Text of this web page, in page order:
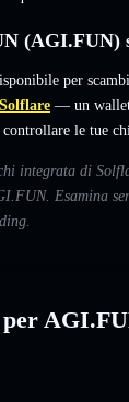
(AGI.FUN)
per
Solflare — un
le tue
integrata di
Esamina